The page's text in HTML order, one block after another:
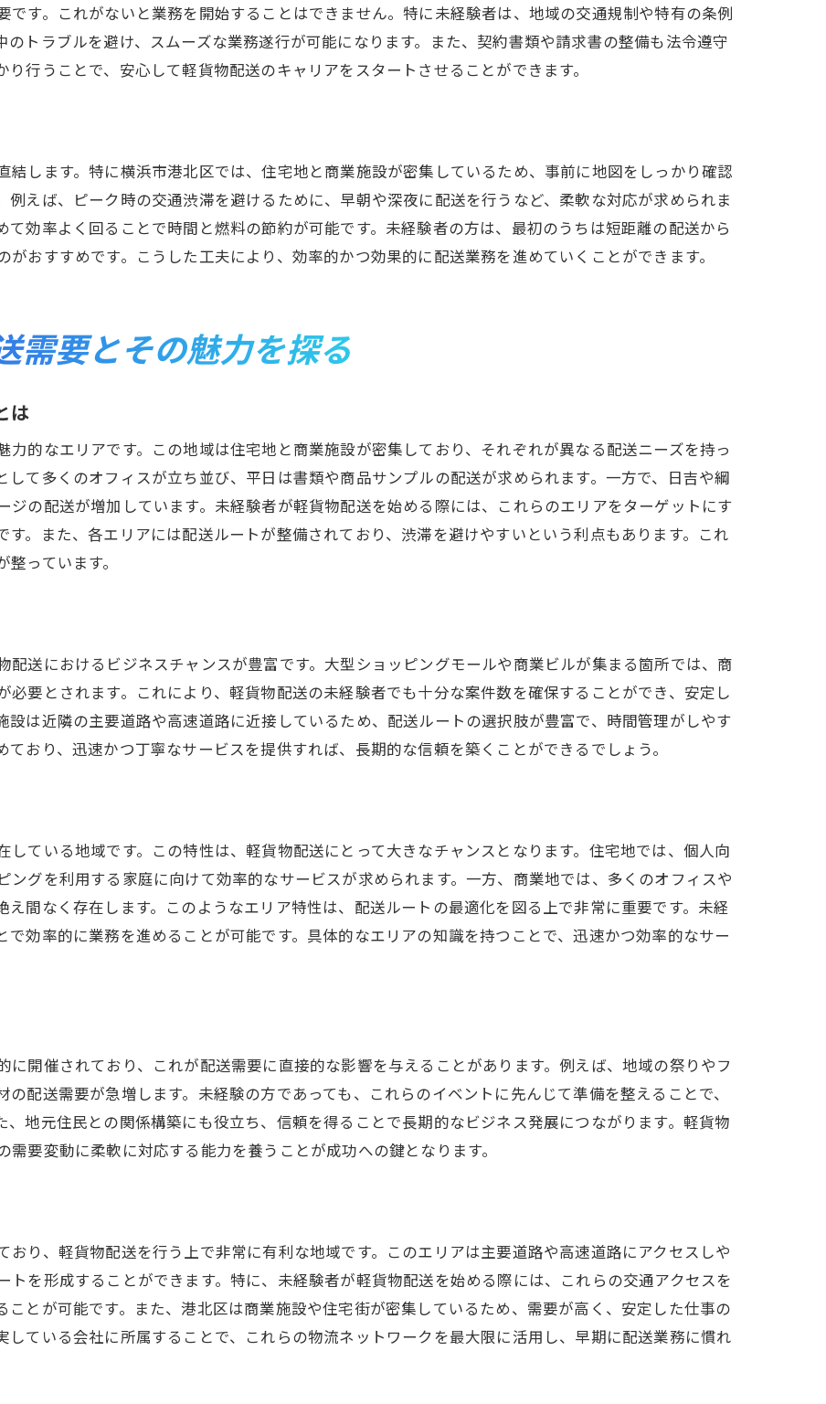
未経験者が成功するためのスキルとその磨き方
初心者が習得すべき基本スキル
顧客対応スキルを向上させる方法
日々の業務でスキルを磨くコツ
自己投資としてのスキルアップ方法
軽貨物配送のキャリアパスを描くためのヒント
成功するドライバーのキャリアパス事例
キャリアアップのための資格取得
横浜市港北区で軽貨物配送を始めるための準備
港北区での車両選びのポイント
配送エリアの下見と地域理解
効果的なマーケティング戦略
信頼を築くための顧客対応術
す。これがないと業務を開始することはできません。特に未経験者は、地域の交通規制や特有の条例
トラブルを避け、スムーズな業務遂行が可能になります。また、契約書類や請求書の整備も法令遵守
行うことで、安心して軽貨物配送のキャリアをスタートさせることができます。
します。特に横浜市港北区では、住宅地と商業施設が密集しているため、事前に地図をしっかり確認
例えば、ピーク時の交通渋滞を避けるために、早朝や深夜に配送を行うなど、柔軟な対応が求められま
効率よく回ることで時間と燃料の節約が可能です。未経験者の方は、最初のうちは短距離の配送から
おすすめです。こうした工夫により、効率的かつ効果的に配送業務を進めていくことができます。
需要とその魅力を探る
は
的なエリアです。この地域は住宅地と商業施設が密集しており、それぞれが異なる配送ニーズを持っ
て多くのオフィスが立ち並び、平日は書類や商品サンプルの配送が求められます。一方で、日吉や綱
の配送が増加しています。未経験者が軽貨物配送を始める際には、これらのエリアをターゲットにす
。また、各エリアには配送ルートが整備されており、渋滞を避けやすいという利点もあります。これ
っています。
送におけるビジネスチャンスが豊富です。大型ショッピングモールや商業ビルが集まる箇所では、商
要とされます。これにより、軽貨物配送の未経験者でも十分な案件数を確保することができ、安定し
は近隣の主要道路や高速道路に近接しているため、配送ルートの選択肢が豊富で、時間管理がしやす
おり、迅速かつ丁寧なサービスを提供すれば、長期的な信頼を築くことができるでしょう。
ている地域です。この特性は、軽貨物配送にとって大きなチャンスとなります。住宅地では、個人向
ングを利用する家庭に向けて効率的なサービスが求められます。一方、商業地では、多くのオフィスや
間なく存在します。このようなエリア特性は、配送ルートの最適化を図る上で非常に重要です。未経
効率的に業務を進めることが可能です。具体的なエリアの知識を持つことで、迅速かつ効率的なサー
開催されており、これが配送需要に直接的な影響を与えることがあります。例えば、地域の祭りやフ
配送需要が急増します。未経験の方であっても、これらのイベントに先んじて準備を整えることで、
地元住民との関係構築にも役立ち、信頼を得ることで長期的なビジネス発展につながります。軽貨物
要変動に柔軟に対応する能力を養うことが成功への鍵となります。
り、軽貨物配送を行う上で非常に有利な地域です。このエリアは主要道路や高速道路にアクセスしや
を形成することができます。特に、未経験者が軽貨物配送を始める際には、これらの交通アクセスを
とが可能です。また、港北区は商業施設や住宅街が密集しているため、需要が高く、安定した仕事の
ている会社に所属することで、これらの物流ネットワークを最大限に活用し、早期に配送業務に慣れ